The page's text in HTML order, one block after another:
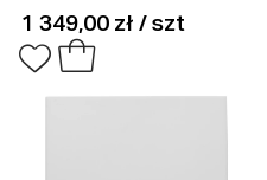
1 349,00 zł / szt